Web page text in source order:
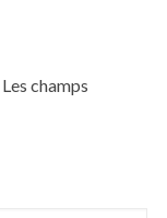
Les champs